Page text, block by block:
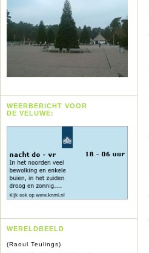
WEERBERICHT VOOR
DE VELUWE:
WERELDBEELD
(Raoul Teulings)